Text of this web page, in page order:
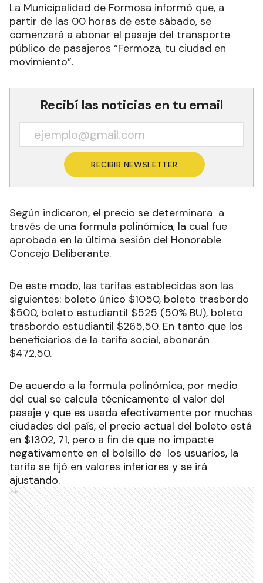
La Municipalidad de Formosa informó que, a
partir de las 00 horas de este sábado, se
comenzará a abonar el pasaje del transporte
público de pasajeros “Fermoza, tu ciudad en
movimiento”.
Recibí las noticias en tu email
RECIBIR NEWSLETTER
Según indicaron, el precio se determinara a
través de una formula polinómica, la cual fue
aprobada en la última sesión del Honorable
Concejo Deliberante.
De este modo, las tarifas establecidas son las
siguientes: boleto único $1050, boleto trasbordo
$500, boleto estudiantil $525 (50% BU), boleto
trasbordo estudiantil $265,50. En tanto que los
beneficiarios de la tarifa social, abonarán
$472,50.
De acuerdo a la formula polinómica, por medio
del cual se calcula técnicamente el valor del
pasaje y que es usada efectivamente por muchas
ciudades del país, el precio actual del boleto está
en $1302, 71, pero a fin de que no impacte
negativamente en el bolsillo de los usuarios, la
tarifa se fijó en valores inferiores y se irá
ajustando.
Ads